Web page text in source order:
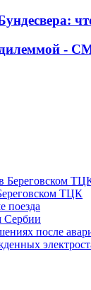
дилеммой -
ТЦК
поезда
Сербии
после